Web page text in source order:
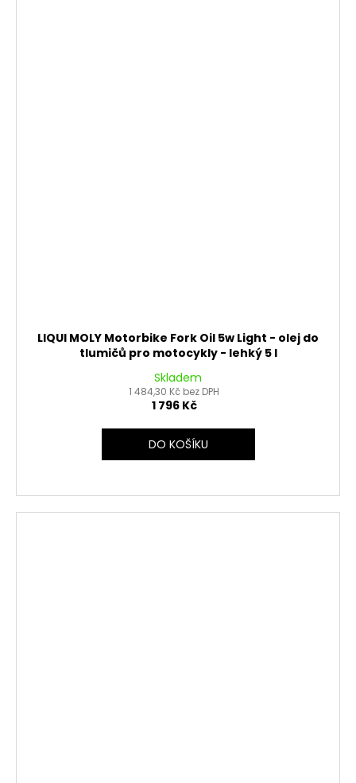
LIQUI MOLY Motorbike Fork Oil 5w Light - olej do
tlumičů pro motocykly - lehký 5 l
Skladem
1 484,30 Kč bez DPH
1 796 Kč
DO KOŠÍKU